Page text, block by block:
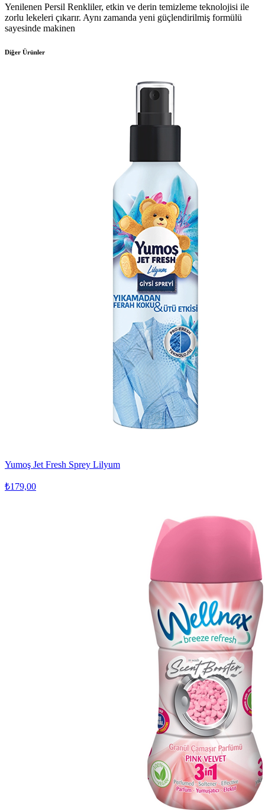
Yenilenen Persil Renkliler, etkin ve derin temizleme teknolojisi ile
zorlu lekeleri çıkarır. Aynı zamanda yeni güçlendirilmiş formülü
sayesinde makinen
Diğer Ürünler
Yumoş Jet Fresh Sprey Lilyum
₺179,00